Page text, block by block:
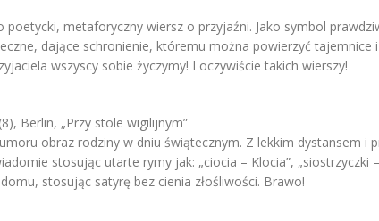
poetycki, metaforyczny wiersz o przyjaźni. Jako symbol
dające schronienie, któremu można powierzyć tajemnice
wszyscy sobie życzymy! I oczywiście takich wierszy!
Berlin, „Przy stole wigilijnym”
obraz rodziny w dniu świątecznym. Z lekkim dystansem
stosując utarte rymy jak: „ciocia – Klocia”,
stosując satyrę bez cienia złośliwości. Brawo!